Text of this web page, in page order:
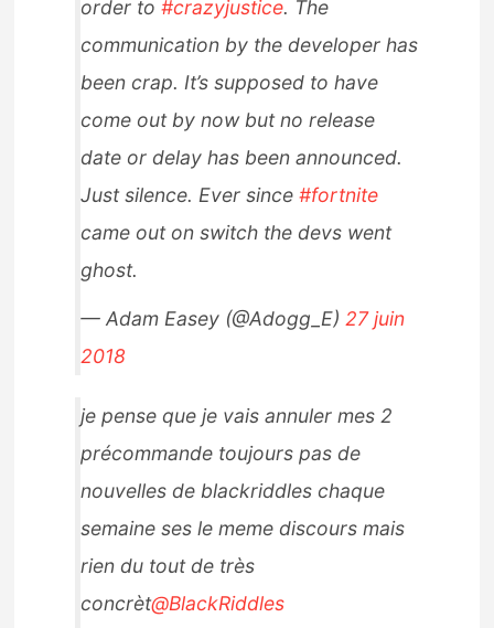
order to#crazyjustice. The
communication by the developer has
been crap. It’s supposed to have
come out by now but no release
date or delay has been announced.
Just silence. Ever since#fortnite
came out on switch the devs went
ghost.
— Adam Easey (@Adogg_E)27 juin
2018
je pense que je vais annuler mes 2
précommande toujours pas de
nouvelles de blackriddles chaque
semaine ses le meme discours mais
rien du tout de très
concrèt@BlackRiddles